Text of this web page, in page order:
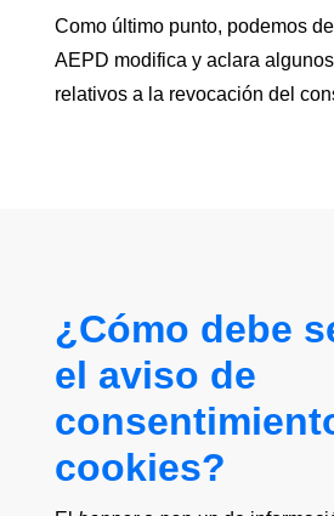
Como último punto, podemos
AEPD modifica y aclara
relativos a la revocación del
¿Cómo debe
el aviso de
cookies?